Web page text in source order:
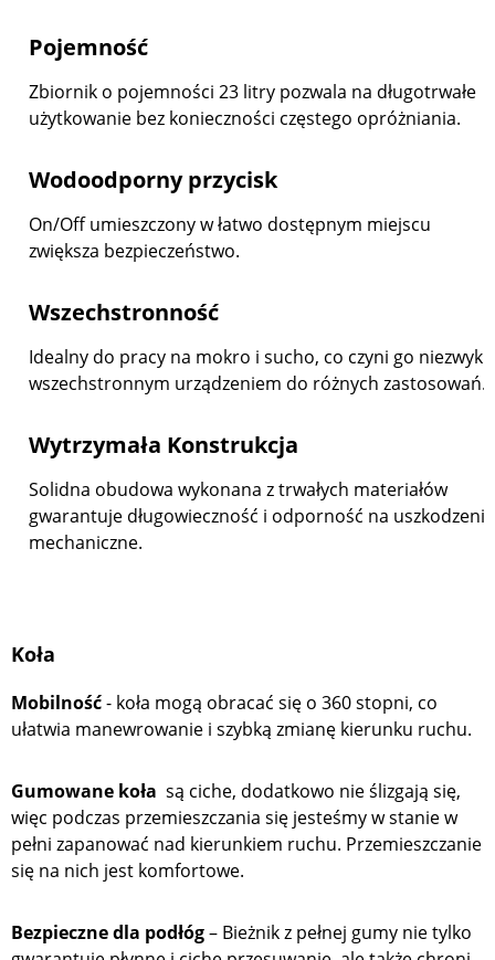
Pojemność
Zbiornik o pojemności 23 litry pozwala na długotrwałe
użytkowanie bez konieczności częstego opróżniania.
Wodoodporny przycisk
On/Off umieszczony w łatwo dostępnym miejscu
zwiększa bezpieczeństwo.
Wszechstronność
Idealny do pracy na mokro i sucho, co czyni go
wszechstronnym urządzeniem do różnych zastosowań.
Wytrzymała Konstrukcja
Solidna obudowa wykonana z trwałych materiałów
gwarantuje długowieczność i odporność na uszkodzenia
mechaniczne.
Koła
Mobilność- koła mogą obracać się o 360 stopni, co
ułatwia manewrowanie i szybką zmianę kierunku ruchu.
Gumowane koła są ciche, dodatkowo nie ślizgają się,
więc podczas przemieszczania się jesteśmy w stanie w
pełni zapanować nad kierunkiem ruchu. Przemieszczanie
się na nich jest komfortowe.
Bezpieczne dla podłóg– Bieżnik z pełnej gumy nie tylko